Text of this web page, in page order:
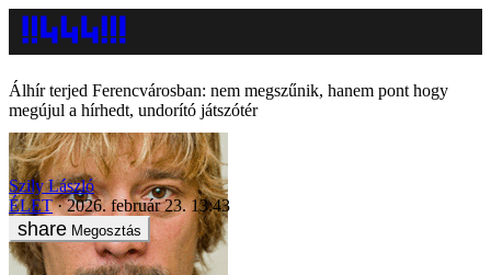
Álhír terjed Ferencvárosban: nem megszűnik, hanem pont hogy
megújul a hírhedt, undorító játszótér
Szily László
ÉLET
2026. február 23. 13:43
Megosztás